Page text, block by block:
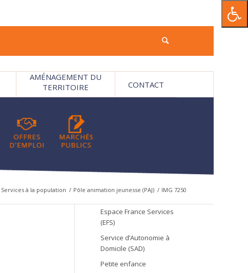
AMÉNAGEMENT DU
TERRITOIRE
CONTACT
Services à la population / Pôle animation jeunesse (PAJ) / IMG 7250
Espace France Services
(EFS)
Service d’Autonomie à
Domicile (SAD)
Petite enfance